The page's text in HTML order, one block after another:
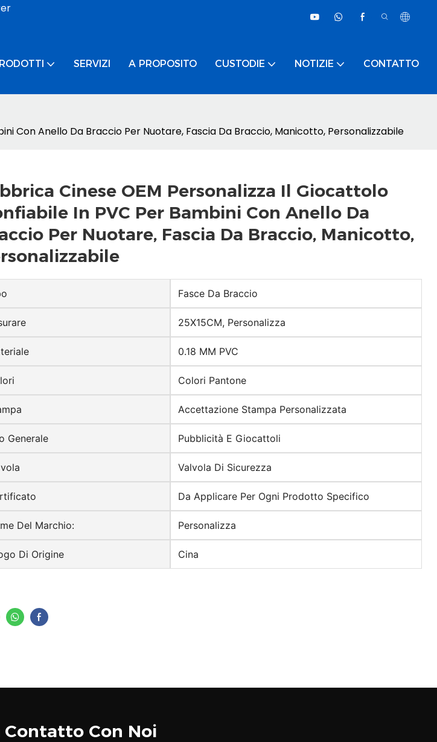
SERVIZI A PROPOSITO CUSTODIE NOTIZIE CONTATTO
Con Anello Da Braccio Per Nuotare, Fascia Da Braccio, Manicotto, Personalizzabile
Cinese OEM Personalizza Il Giocattolo
In PVC Per Bambini Con Anello Da
Per Nuotare, Fascia Da Braccio, Manicotto,
Fasce Da Braccio
25X15CM, Personalizza
0.18 MM PVC
Colori Pantone
Accettazione Stampa Personalizzata
Generale Pubblicità E Giocattoli
Valvola Di Sicurezza
Da Applicare Per Ogni Prodotto Specifico
Del Marchio: Personalizza
Di Origine Cina
Con Noi